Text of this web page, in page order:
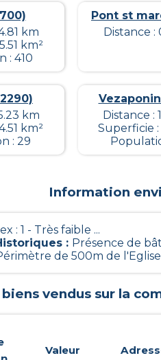
km
km²
: 410
Pont st
Distance :
km
km²
: 29
Distance :
Superficie :
Information
ex : 1 - Très faible ...
: Présence de
de 500m de l'Eglise
vendus sur la
Valeur